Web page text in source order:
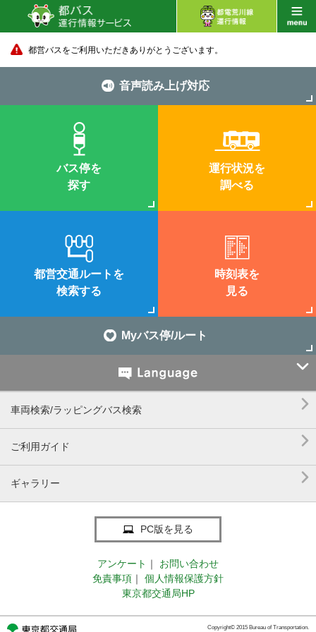
都営バスをご利用いただきありがとうございます。
音声読み上げ対応
バス停を
探す
運行状況を
調べる
都営交通ルートを
検索する
時刻表を
見る
Myバス停/ルート

車両検索/ラッピングバス検索 
ご利用ガイド 
ギャラリー 
PC版を見る
アンケート ｜
お問い合わせ
免責事項 ｜
個人情報保護方針
東京都交通局HP
Copyright© 2015 Bureau of Transportation.